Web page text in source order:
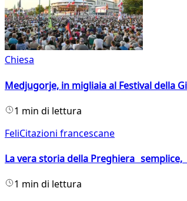
Chiesa
Medjugorje, in migliaia al Festival della
1 min di lettura
FeliCitazioni francescane
La vera storia della Preghiera
1 min di lettura